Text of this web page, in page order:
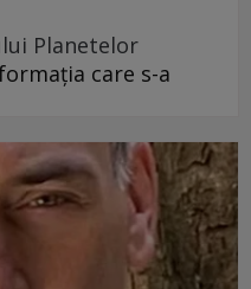
Planetelor
care s-a